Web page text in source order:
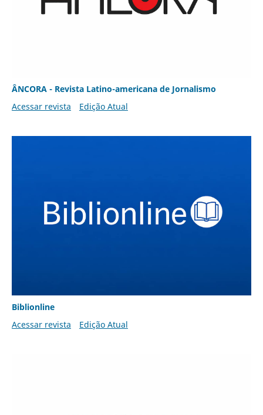
ÂNCORA - Revista Latino-americana de Jornalismo
Acessar revista
Edição Atual
Biblionline
Acessar revista
Edição Atual